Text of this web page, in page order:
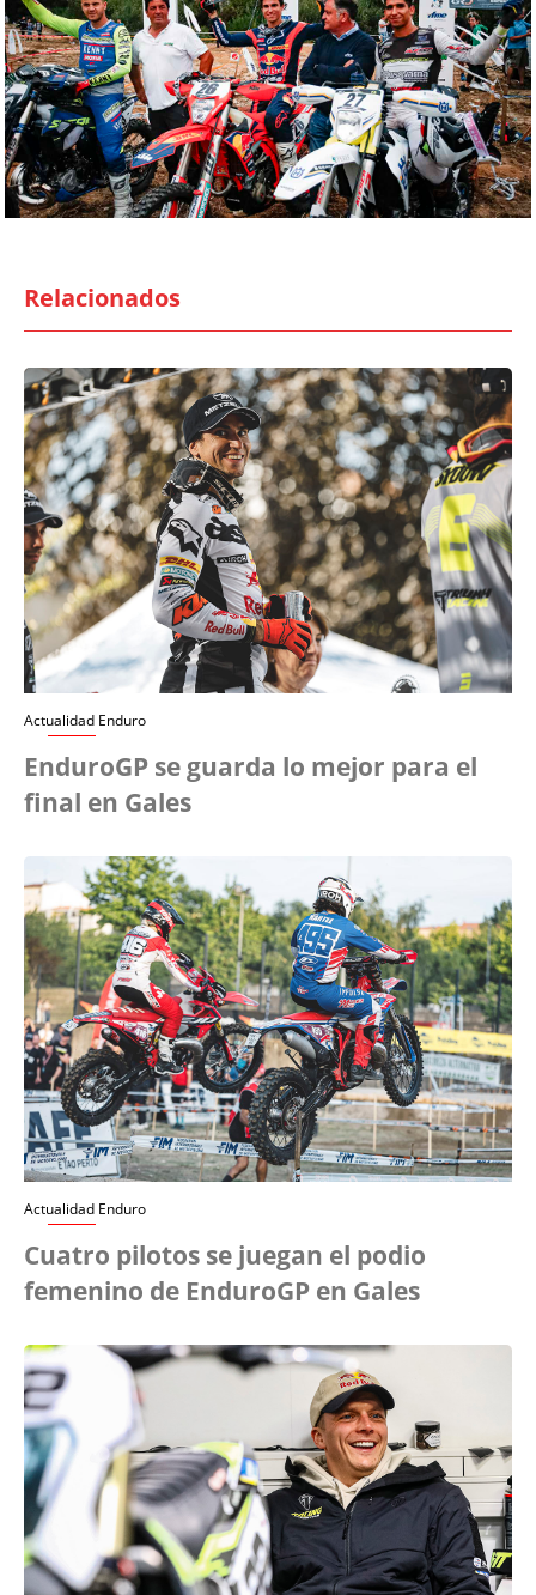
Relacionados
Actualidad Enduro
EnduroGP se guarda lo mejor para el
final en Gales
Actualidad Enduro
Cuatro pilotos se juegan el podio
femenino de EnduroGP en Gales